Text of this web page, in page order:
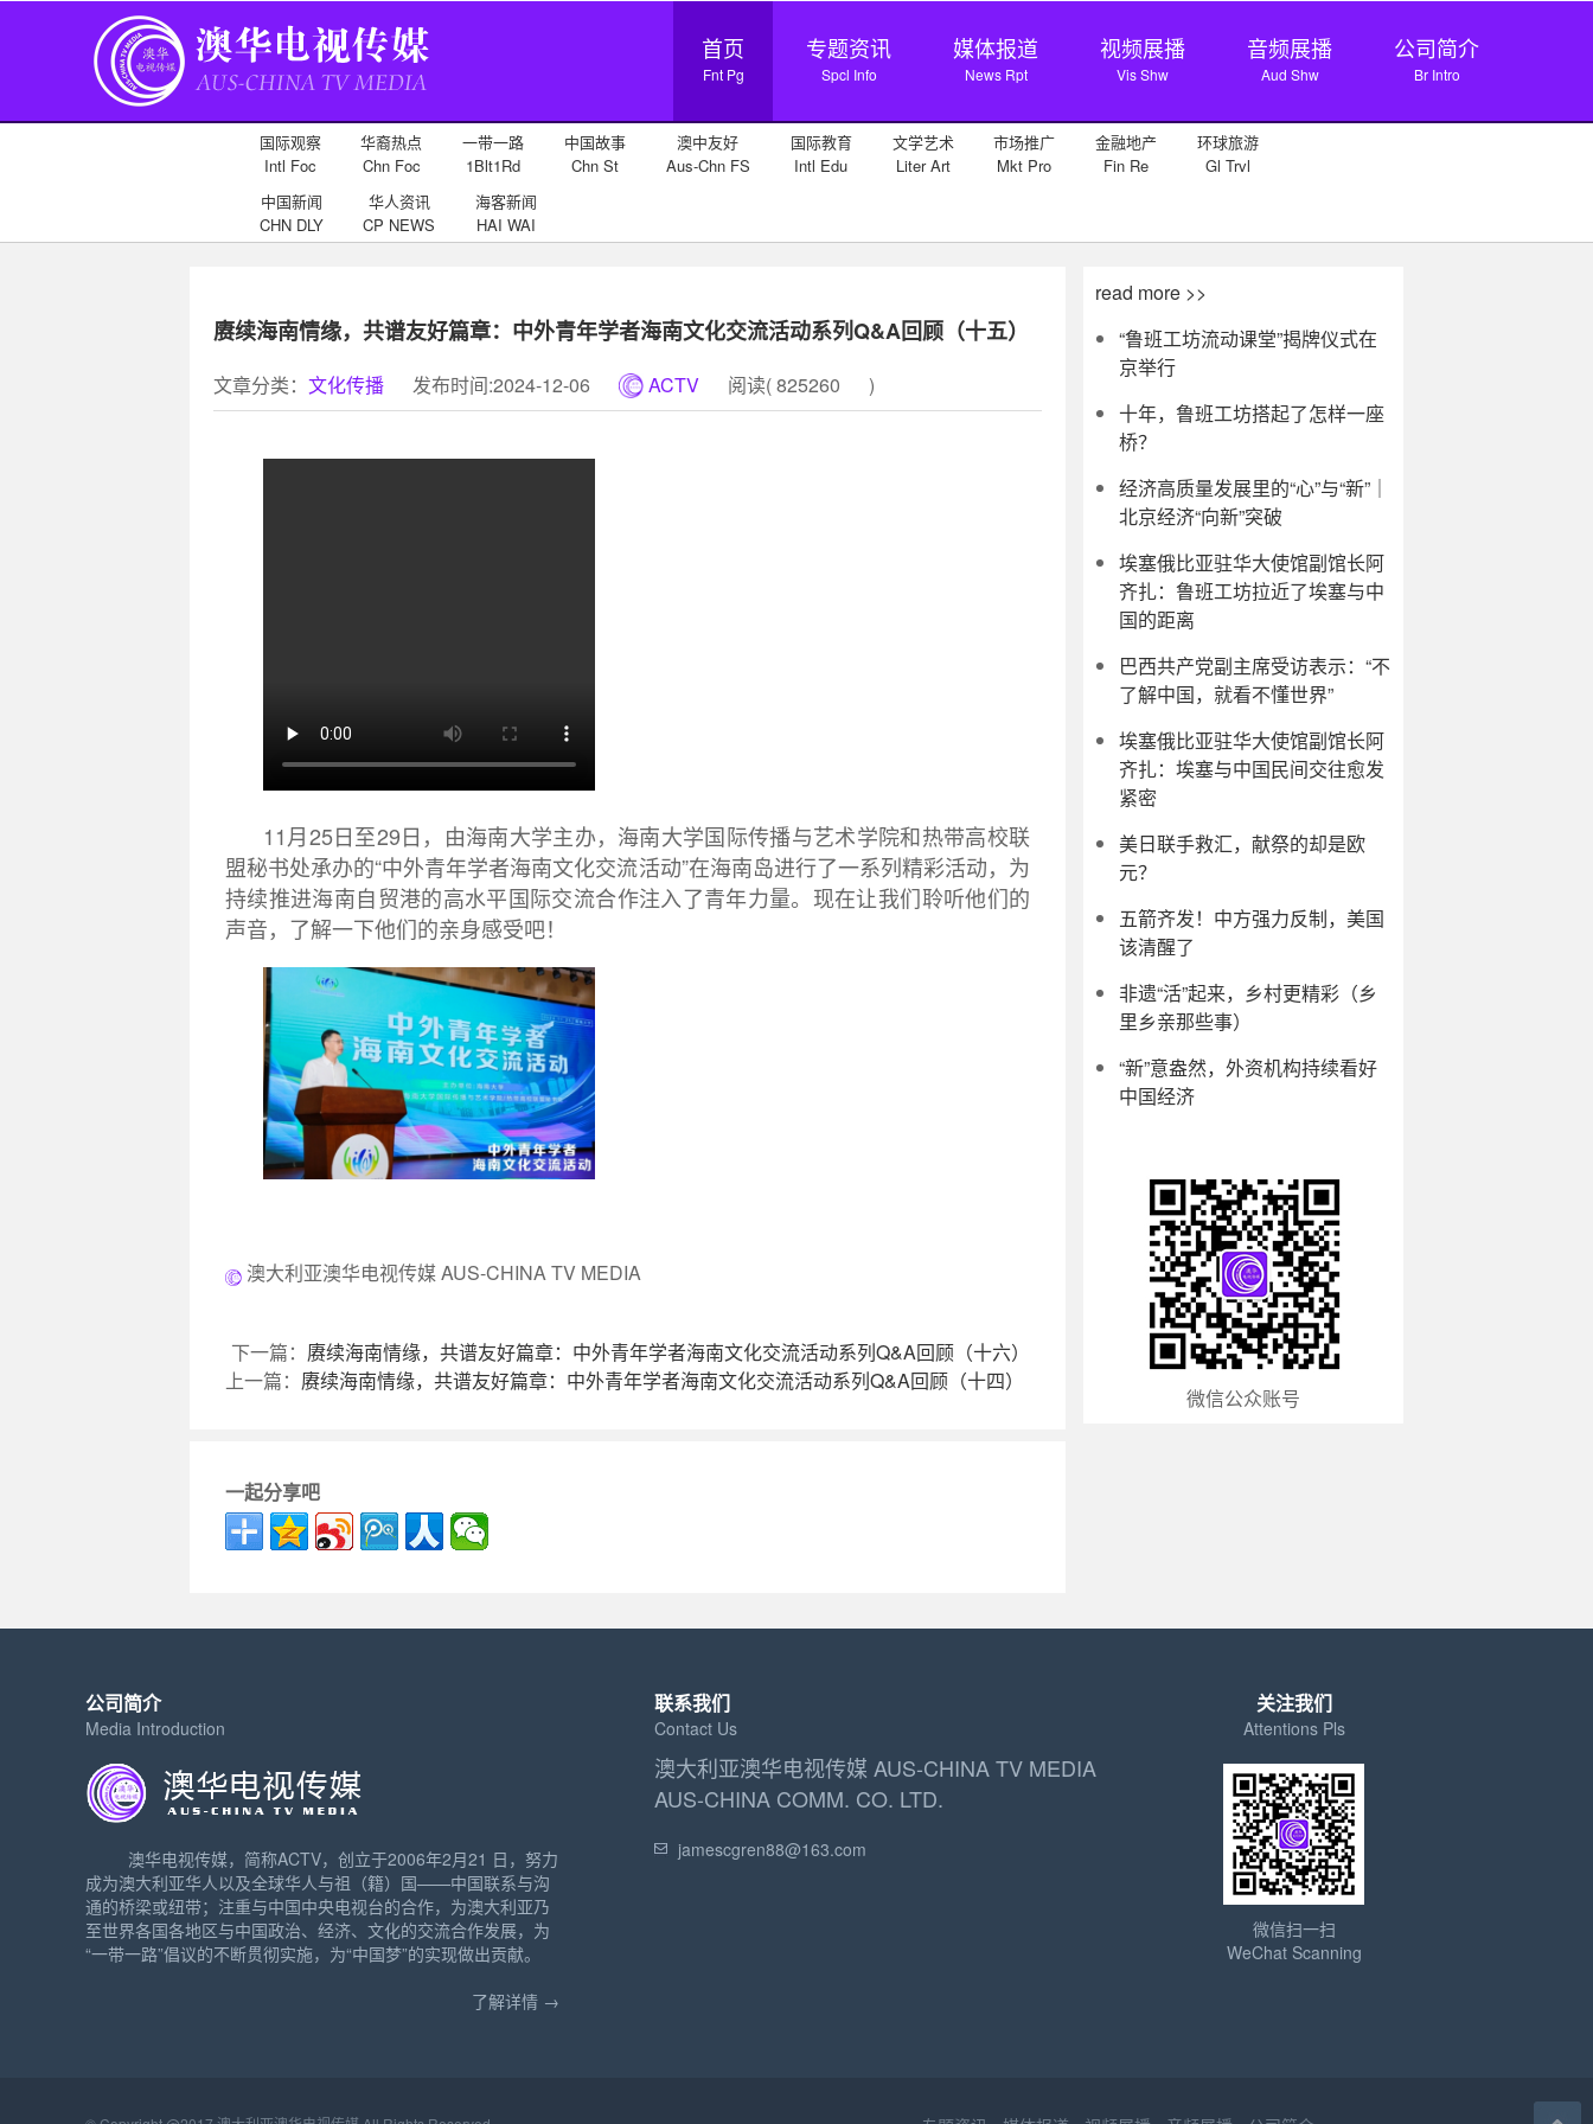
首页
Fnt Pg
专题资讯
Spcl Info
媒体报道
News Rpt
视频展播
Vis Shw
音频展播
Aud Shw
公司简介
Br Intro
国际观察
Intl Foc
华裔热点
Chn Foc
一带一路
1Blt1Rd
中国故事
Chn St
澳中友好
Aus-Chn FS
国际教育
Intl Edu
文学艺术
Liter Art
市场推广
Mkt Pro
金融地产
Fin Re
环球旅游
Gl Trvl
中国新闻
CHN DLY
华人资讯
CP NEWS
海客新闻
HAI WAI
赓续海南情缘，共谱友好篇章：中外青年学者海南文化交流活动系列Q&A回顾（十五）
文章分类： 文化传播 发布时间:2024-12-06 ACTV 阅读(825260 )
11月25日至29日，由海南大学主办，海南大学国际传播与艺术学院和热带高校联
盟秘书处承办的“中外青年学者海南文化交流活动”在海南岛进行了一系列精彩活动，为
持续推进海南自贸港的高水平国际交流合作注入了青年力量。现在让我们聆听他们的
声音，了解一下他们的亲身感受吧！
澳大利亚澳华电视传媒 AUS-CHINA TV MEDIA
下一篇： 赓续海南情缘，共谱友好篇章：中外青年学者海南文化交流活动系列Q&A回顾（十六）
上一篇： 赓续海南情缘，共谱友好篇章：中外青年学者海南文化交流活动系列Q&A回顾（十四）
一起分享吧
read more >>
“鲁班工坊流动课堂”揭牌仪式在
京举行
十年，鲁班工坊搭起了怎样一座
桥？
经济高质量发展里的“心”与“新”｜
北京经济“向新”突破
埃塞俄比亚驻华大使馆副馆长阿
齐扎：鲁班工坊拉近了埃塞与中
国的距离
巴西共产党副主席受访表示：“不
了解中国，就看不懂世界”
埃塞俄比亚驻华大使馆副馆长阿
齐扎：埃塞与中国民间交往愈发
紧密
美日联手救汇，献祭的却是欧
元？
五箭齐发！中方强力反制，美国
该清醒了
非遗“活”起来，乡村更精彩（乡
里乡亲那些事）
“新”意盎然，外资机构持续看好
中国经济
微信公众账号
公司简介
Media Introduction
澳华电视传媒，简称ACTV，创立于2006年2月21 日，努力
成为澳大利亚华人以及全球华人与祖（籍）国——中国联系与沟
通的桥梁或纽带；注重与中国中央电视台的合作，为澳大利亚乃
至世界各国各地区与中国政治、经济、文化的交流合作发展，为
“一带一路”倡议的不断贯彻实施，为“中国梦”的实现做出贡献。
了解详情 →
联系我们
Contact Us
澳大利亚澳华电视传媒 AUS-CHINA TV MEDIA
AUS-CHINA COMM. CO. LTD.
jamescgren88@163.com
关注我们
Attentions Pls
微信扫一扫
WeChat Scanning